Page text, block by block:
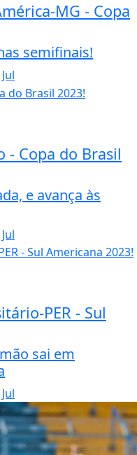
MG - Copa
semifinais!
- Copa do Brasil
e avança às
PER - Sul
sai em